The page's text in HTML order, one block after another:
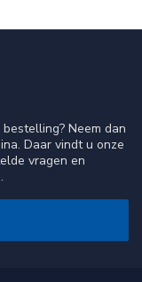
Neem dan
Daar vindt u onze
vragen en